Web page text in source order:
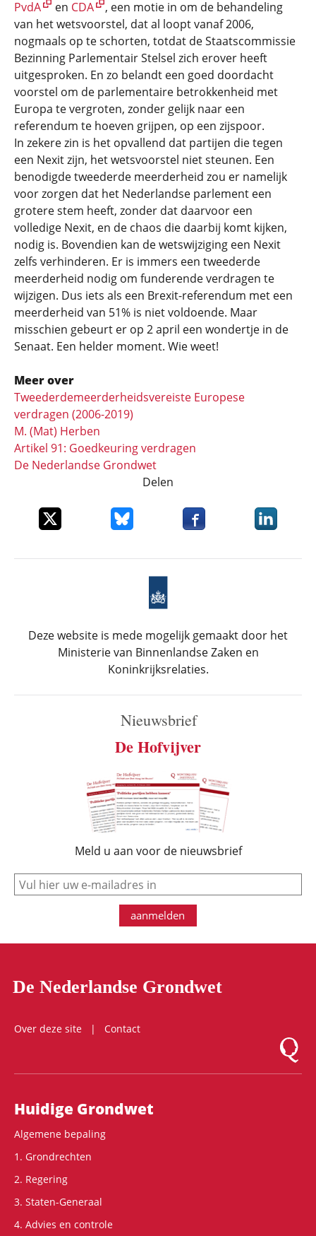
PvdA en CDA
, een motie in om de behandeling
van het wetsvoorstel, dat al loopt vanaf 2006,
nogmaals op te schorten, totdat de Staatscommissie
Bezinning Parlementair Stelsel zich erover heeft
uitgesproken. En zo belandt een goed doordacht
voorstel om de parlementaire betrokkenheid met
Europa te vergroten, zonder gelijk naar een
referendum te hoeven grijpen, op een zijspoor.
In zekere zin is het opvallend dat partijen die tegen
een Nexit zijn, het wetsvoorstel niet steunen. Een
benodigde tweederde meerderheid zou er namelijk
voor zorgen dat het Nederlandse parlement een
grotere stem heeft, zonder dat daarvoor een
volledige Nexit, en de chaos die daarbij komt kijken,
nodig is. Bovendien kan de wetswijziging een Nexit
zelfs verhinderen. Er is immers een tweederde
meerderheid nodig om funderende verdragen te
wijzigen. Dus iets als een Brexit-referendum met een
meerderheid van 51% is niet voldoende. Maar
misschien gebeurt er op 2 april een wondertje in de
Senaat. Een helder moment. Wie weet!
Meer over
Tweederdemeerderheidsvereiste Europese
verdragen (2006-2019)
M. (Mat) Herben
Artikel 91: Goedkeuring verdragen
De Nederlandse Grondwet
Delen
Deel dit item op XDeel dit item op Bluesky
Deel dit item opDeel dit
Deze website is mede mogelijk gemaakt door het
Ministerie van Binnenlandse Zaken en
Koninkrijksrelaties.
Nieuwsbrief
De Hofvijver
Meld u aan voor de nieuwsbrief
e-mail
aanmelden
De Nederlandse Grondwet
Over deze site
Contact
Logo
Hoofdnavigatie
Huidige Grondwet
Algemene bepaling
1. Grondrechten
2. Regering
3. Staten-Generaal
4. Advies en controle